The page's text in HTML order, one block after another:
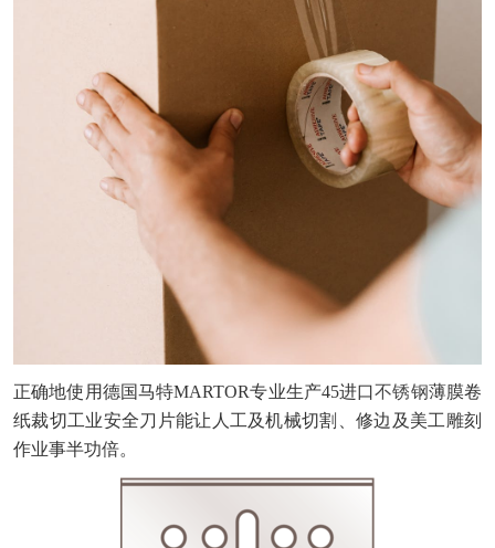
正确地使用德国马特MARTOR专业生产45进口不锈钢薄膜卷
纸裁切工业安全刀片能让人工及机械切割、修边及美工雕刻
作业事半功倍。